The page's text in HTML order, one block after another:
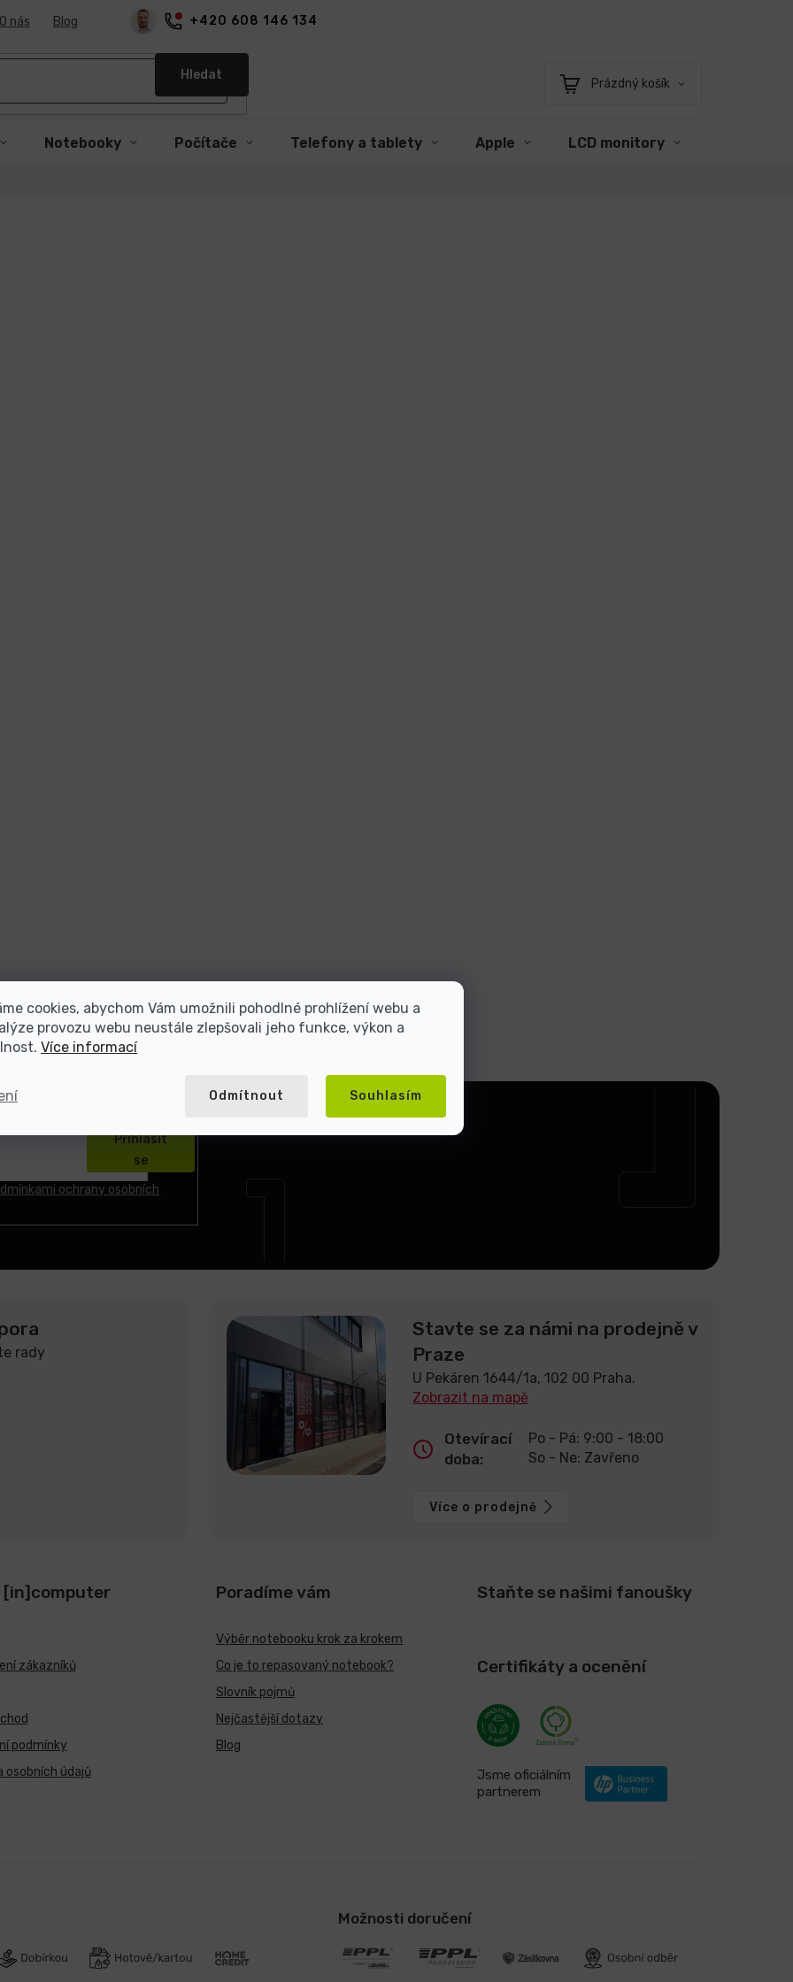
cookies, abychom Vám umožnili pohodlné prohlížení webu a
provozu webu neustále zlepšovali jeho funkce, výkon a
Více informací
Odmítnout Souhlasím
+420 608 146 134
O nás Blog
Hledat
Nákupní
Prázdný košík
Notebooky Počítače Telefony a tablety Apple LCD monitory
ochrany osobních
Přihlásit
se
rady
Stavte se za námi na prodejně v
Praze
U Pekáren 1644/1a, 102 00 Praha.
Zobrazit na mapě
Otevírací
doba:
Po - Pá: 9:00 - 18:00
So - Ne: Zavřeno
Více o prodejně
[in]computer
zákazníků
podmínky
osobních údajů
Poradíme vám
Výběr notebooku krok za krokem
Co je to repasovaný notebook?
Slovník pojmů
Nejčastější dotazy
Blog
Staňte se našimi fanoušky
Certifikáty a ocenění
Jsme oficiálním
partnerem
Možnosti doručení